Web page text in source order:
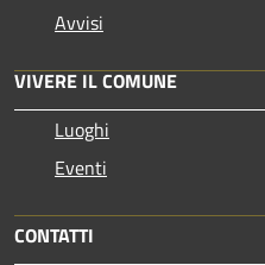
Avvisi
VIVERE IL COMUNE
Luoghi
Eventi
CONTATTI